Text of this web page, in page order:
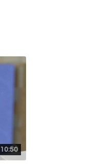
10:50